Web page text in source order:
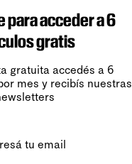
para acceder a 6
gratis
gratuita accedés a 6
mes y recibís nuestras
tu email